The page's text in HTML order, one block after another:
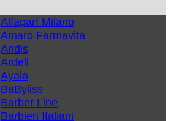
Alfaparf Milano
Amaro Farmavita
Andis
Ardell
Ayala
BaByliss
Barber Line
Barbieri Italiani